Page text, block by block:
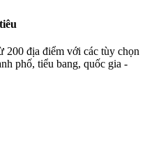
200 địa điểm với các tùy chọn
phố, tiểu bang, quốc gia -